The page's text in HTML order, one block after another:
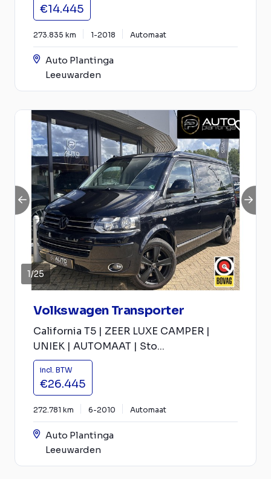
€14.445
273.835 km 1-2018 Automaat
Auto Plantinga
Leeuwarden
1/25
Volkswagen Transporter
California T5 | ZEER LUXE CAMPER |
UNIEK | AUTOMAAT | Sto...
incl. BTW
€26.445
272.781 km 6-2010 Automaat
Auto Plantinga
Leeuwarden